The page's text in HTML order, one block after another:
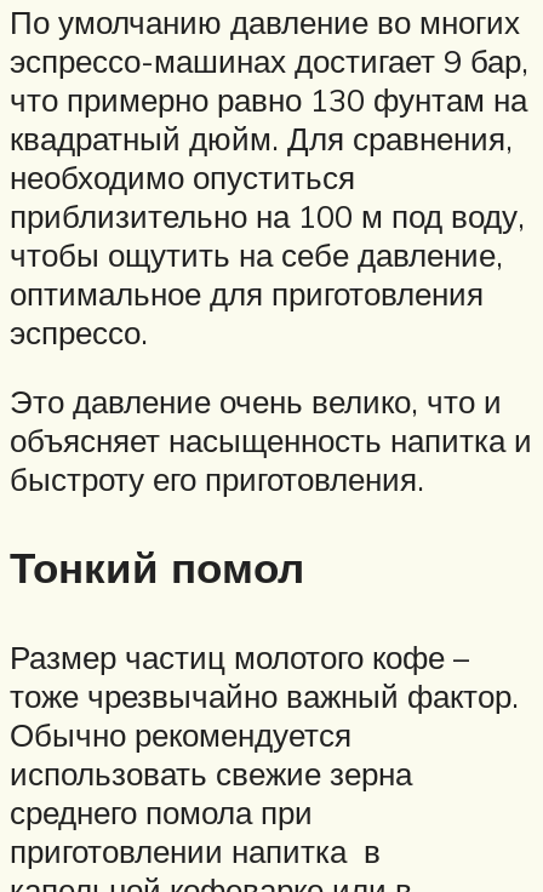
По умолчанию давление во многих
эспрессо-машинах достигает 9 бар,
что примерно равно 130 фунтам на
квадратный дюйм. Для сравнения,
необходимо опуститься
приблизительно на 100 м под воду,
чтобы ощутить на себе давление,
оптимальное для приготовления
эспрессо.
Это давление очень велико, что и
объясняет насыщенность напитка и
быстроту его приготовления.
Тонкий помол
Размер частиц молотого кофе –
тоже чрезвычайно важный фактор.
Обычно рекомендуется
использовать свежие зерна
среднего помола при
приготовлении напитка в